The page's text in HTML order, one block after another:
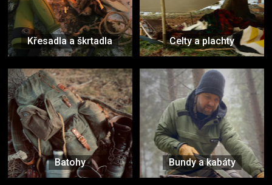
Křesadla a škrtadla Celty a plachty
Batohy Bundy a kabáty